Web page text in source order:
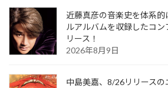
近藤真彦の音楽史を体系
ルアルバムを収録したコ
リース！
2026年8月9日
中島美嘉、8/26リリースの